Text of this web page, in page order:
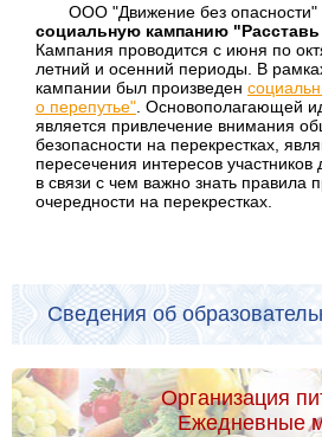
ООО "Движение без опасности"
социальную кампанию
Кампания проводится с июня по
летний и осенний периоды. В
кампании был произведен
о перепутье" . Основополагающей
является привлечение внимания
безопасности на перекрестках,
пересечения интересов участников
в связи с чем важно знать правила
очередности на перекрестках.
Сведения об
Организация
Ежедневные